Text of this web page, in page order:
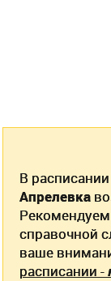
В
Апрелевка
справочной
ваше
расписании -